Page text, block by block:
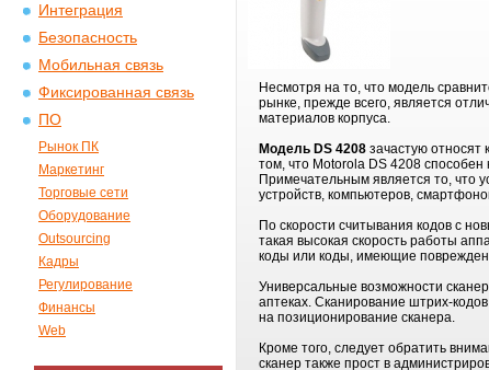
Интеграция
Безопасность
Мобильная связь
Фиксированная связь
ПО
Рынок ПК
Маркетинг
Торговые сети
Оборудование
Outsourcing
Кадры
Регулирование
Финансы
Web
Несмотря на то, что модель
рынке, прежде всего, является
материалов корпуса.
Модель DS 4208 зачастую относят
том, что Motorola DS 4208
Примечательным является то, что
устройств, компьютеров,
По скорости считывания кодов с
такая высокая скорость работы
коды или коды, имеющие
Универсальные возможности
аптеках. Сканирование штрих-
на позиционирование сканера.
Кроме того, следует обратить
сканер также прост в